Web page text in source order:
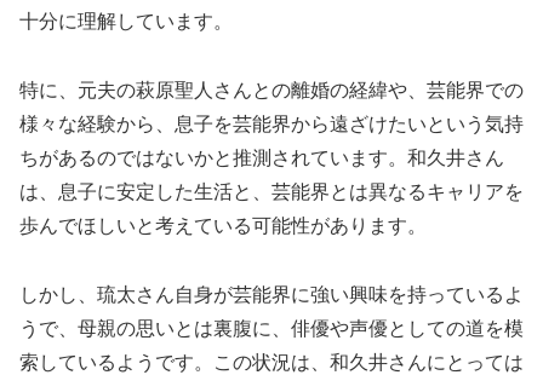
十分に理解しています。
特に、元夫の萩原聖人さんとの離婚の経緯や、芸能界での
様々な経験から、息子を芸能界から遠ざけたいという気持
ちがあるのではないかと推測されています。和久井さん
は、息子に安定した生活と、芸能界とは異なるキャリアを
歩んでほしいと考えている可能性があります。
しかし、琉太さん自身が芸能界に強い興味を持っているよ
うで、母親の思いとは裏腹に、俳優や声優としての道を模
索しているようです。この状況は、和久井さんにとっては